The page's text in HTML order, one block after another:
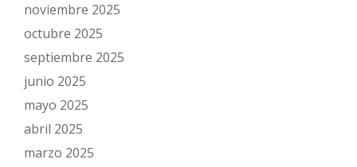
noviembre 2025
octubre 2025
septiembre 2025
junio 2025
mayo 2025
abril 2025
marzo 2025